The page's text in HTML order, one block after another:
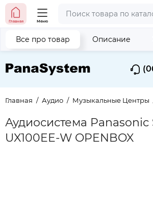
Главная Меню
Главная Аудио Музыкальные Центры
Аудиосистема Panasonic
UX100EE-W OPENBOX
Все про товар Описание